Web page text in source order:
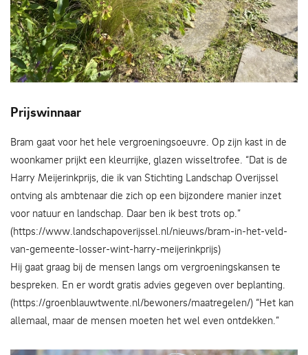
Prijswinnaar
Bram gaat voor het hele vergroeningsoeuvre. Op zijn kast in de
woonkamer prijkt een kleurrijke, glazen wisseltrofee. “Dat is de
Harry Meijerinkprijs, die ik van Stichting Landschap Overijssel
ontving als ambtenaar die zich op een bijzondere manier inzet
voor natuur en landschap. Daar ben ik best trots op.”
(https://www.landschapoverijssel.nl/nieuws/bram-in-het-veld-
van-gemeente-losser-wint-harry-meijerinkprijs)
Hij gaat graag bij de mensen langs om vergroeningskansen te
bespreken. En er wordt gratis advies gegeven over beplanting.
(https://groenblauwtwente.nl/bewoners/maatregelen/) “Het kan
allemaal, maar de mensen moeten het wel even ontdekken.”